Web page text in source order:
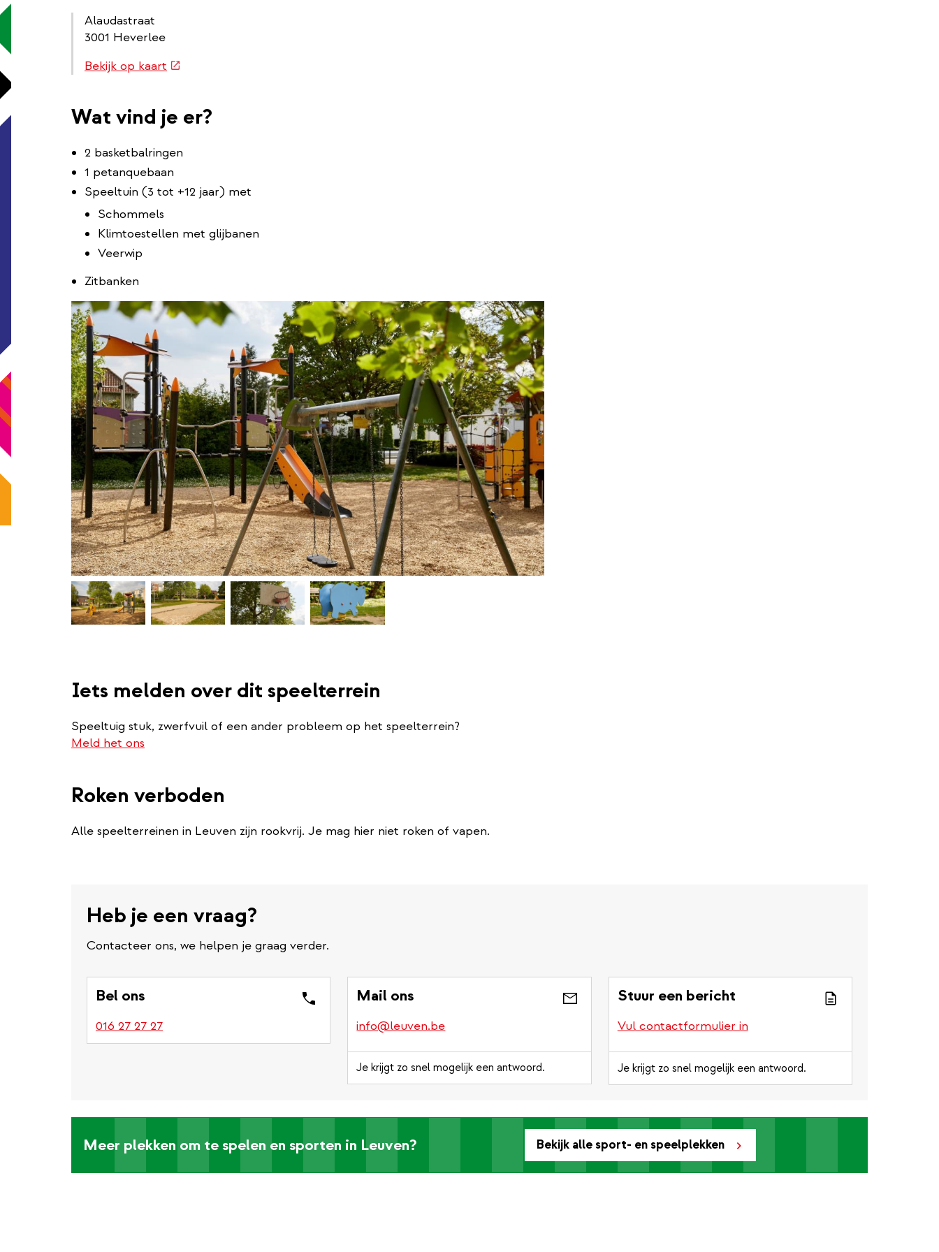
Alaudastraat
3001 Heverlee
Routebeschrijving
Bekijk op kaart (externe
Wat vind je er?
2 basketbalringen
1 petanquebaan
Speeltuin (3 tot +12 jaar) met
Schommels
Klimtoestellen met glijbanen
Veerwip
Zitbanken
Iets melden over dit speelterrein
Speeltuig stuk, zwerfvuil of een ander probleem op het speelterrein?
Meld het ons
Roken verboden
Alle speelterreinen in Leuven zijn rookvrij. Je mag hier niet roken of vapen.
Heb je een vraag?
Contacteer ons, we helpen je graag verder.
Bel ons
016 27 27 27
Mail ons
info@leuven.be
Je krijgt zo snel mogelijk een antwoord.
Stuur een bericht
Vul contactformulier in
Je krijgt zo snel mogelijk een antwoord.
Bekijk alle sport- en speelplekken
Meer plekken om te spelen en sporten in Leuven?